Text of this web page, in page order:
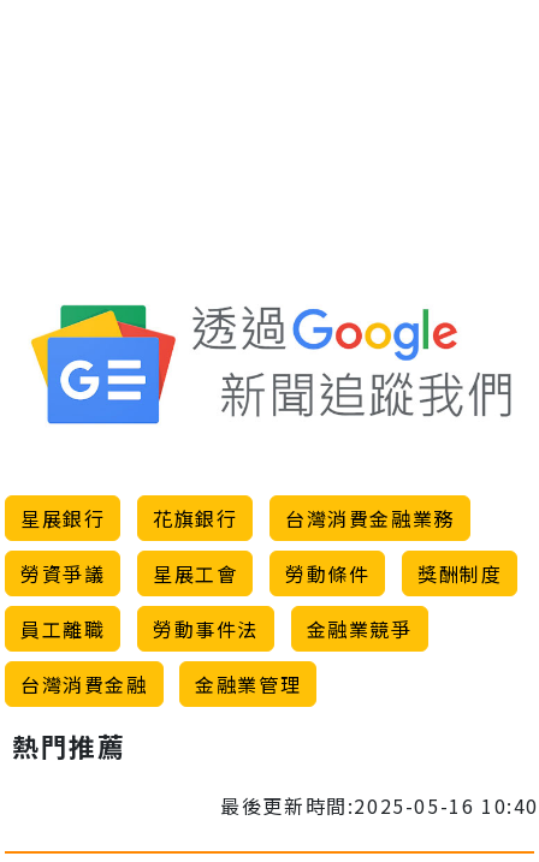
星展銀行 花旗銀行
台灣消費金融業務
勞資爭議
星展工會 勞動條件
獎酬制度
員工離職
勞動事件法
金融業競爭
台灣消費金融
金融業管理
熱門推薦
最後更新時間:2025-05-16 10:40